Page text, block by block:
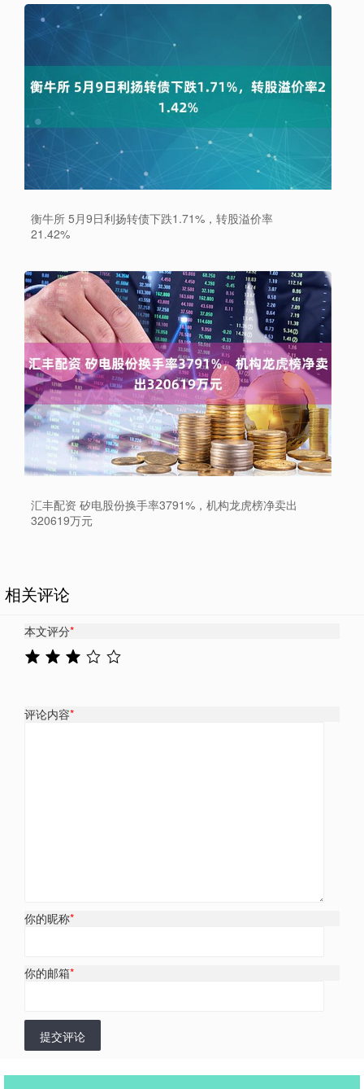
衡牛所 5月9日利扬转债下跌1.71%，转股溢价率
21.42%
汇丰配资 矽电股份换手率3791%，机构龙虎榜净卖出
320619万元
相关评论
本文评分*
评论内容*
你的昵称*
你的邮箱*
提交评论